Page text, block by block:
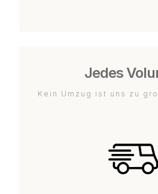
Jedes
Kein Umzug ist uns zu